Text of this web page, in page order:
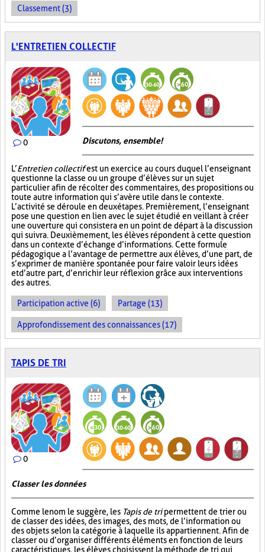
Classement (3)
L'ENTRETIEN COLLECTIF
0 Discutons, ensemble!
L’Entretien collectifest un exercice au cours duquel l’enseignant
questionne la classe ou un groupe d’élèves sur un sujet
particulier afin de récolter des commentaires, des propositions ou
toute autre information qui s’avère utile dans le contexte.
L’activité se déroule en deux étapes. Premièrement, l’enseignant
pose une question en lien avec le sujet étudié en veillant à créer
une ouverture qui consistera en un point de départ à la discussion
qui suivra. Deuxièmement, les élèves répondent à cette question
dans un contexte d’échange d’informations. Cette formule
pédagogique a l’avantage de permettre aux élèves, d’une part, de
s’exprimer de manière spontanée pour faire valoir leurs idées
et d’autre part, d’enrichir leur réflexion grâce aux interventions
des autres.
Participation active (6) Partage (13)
Approfondissement des connaissances (17)
TAPIS DE TRI
0
Classer les données
Comme le nom le suggère, les Tapis de tripermettent de trier ou
de classer des idées, des images, des mots, de l’information ou
des objets selon la catégorie à laquelle ils appartiennent. Afin de
classer ou d’organiser différents éléments en fonction de leurs
caractéristiques, les élèves choisissent la méthode de tri qui